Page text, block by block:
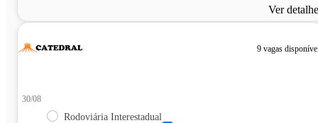
Ver
9 vagas
30/08
Rodoviária Interestadual